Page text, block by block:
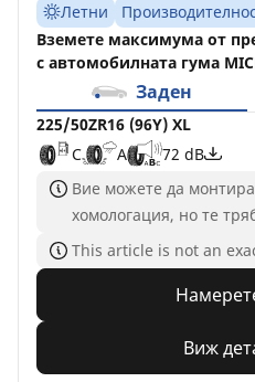
Летни
Вземете максимума от
с автомобилната гума
Заден
225/50ZR16 (96Y) XL
C
A
72 dB
Вие можете да
хомологация, но те
This article is not an
Виж